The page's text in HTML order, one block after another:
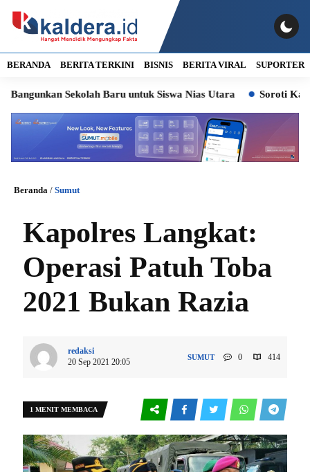
BERANDA BERITA TERKINI BISNIS BERITA VIRAL SUPORTER
Sekolah Baru untuk Siswa Nias Utara Soroti Kasus
Beranda / Sumut
Kapolres Langkat:
Operasi Patuh Toba
2021 Bukan Razia
redaksi
20 Sep 2021 20:05
SUMUT 0 414
1 MENIT MEMBACA